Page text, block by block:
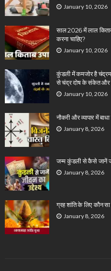
January 10, 2026
साल 2026 में लाल
करना चाहिए?
January 10, 2026
कुंडली में कमजोर है चंद्रमा
से चंद्र दोष के संकेत और
January 10, 2026
नौकरी और व्यापार में
January 8, 2026
जन्म कुंडली से कैसे जानें
January 8, 2026
ग्रह शांति के लिए कौन
January 8, 2026